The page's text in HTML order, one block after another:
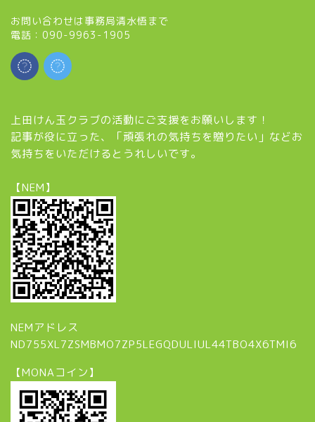
お問い合わせは事務局清水悟まで
電話：090-9963-1905
上田けん玉クラブの活動にご支援をお願いします！
記事が役に立った、「頑張れの気持ちを贈りたい」などお
気持ちをいただけるとうれしいです。
【NEM】
NEMアドレス
ND755XL7ZSMBMO7ZP5LEGQDULIUL44TBO4X6TMI6
【MONAコイン】